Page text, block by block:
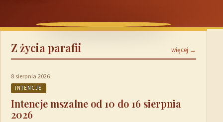
Z życia parafii więcej →
8 sierpnia 2026
INTENCJE
Intencje mszalne od 10 do 16 sierpnia
2026